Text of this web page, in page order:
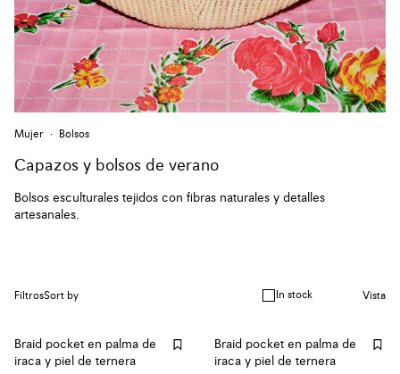
Mujer Bolsos
Capazos y bolsos de verano
Bolsos esculturales tejidos con fibras naturales y detalles
artesanales.
FiltrosSort by In stock Vista
Braid pocket en palma de
iraca y piel de ternera
Braid pocket en palma de
iraca y piel de ternera